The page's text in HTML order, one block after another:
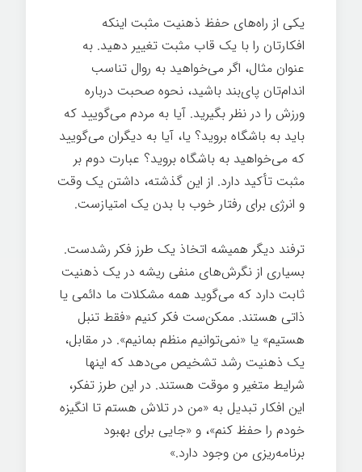
یکی از راه‌های حفظ ذهنیت مثبت اینکه
افکارتان را با یک قاب مثبت تغییر دهید. به
عنوان مثال، اگر می‌خواهید به روال تناسب
اندام‌تان پای‌بند باشید، نحوه صحبت درباره
ورزش را در نظر بگیرید. آیا به مردم می‌گویید که
باید به باشگاه بروید؟ یا، آیا به دیگران می‌گویید
که می‌خواهید به باشگاه بروید؟ عبارت دوم بر
مثبت تأکید دارد. از این گذشته، داشتن یک وقت
و انرژی برای رفتار خوب با بدن یک امتیازست.
ترفند دیگر همیشه اتخاذ یک طرز فکر رشدست.
بسیاری از نگرش‌های منفی ریشه در یک ذهنیت
ثابت دارد که می‌گوید همه مشکلات ما دائمی یا
ذاتی هستند. ممکن‌ست فکر کنیم «فقط تنبل
هستیم» یا «نمی‌توانیم منظم بمانیم». در مقابل،
یک ذهنیت رشد تشخیص می‌دهد که اینها
شرایط متغیر و موقت هستند. در این طرز تفکر،
این افکار تبدیل به «من در تلاش هستم تا انگیزه
خودم را حفظ کنم»، و «جایی برای بهبود
برنامه‌ریزی من وجود دارد.»